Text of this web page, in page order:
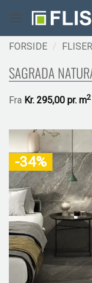
indhold
FORSIDE / FLISER
SAGRADA
Fra Kr. 295,00 pr. m2
-34%